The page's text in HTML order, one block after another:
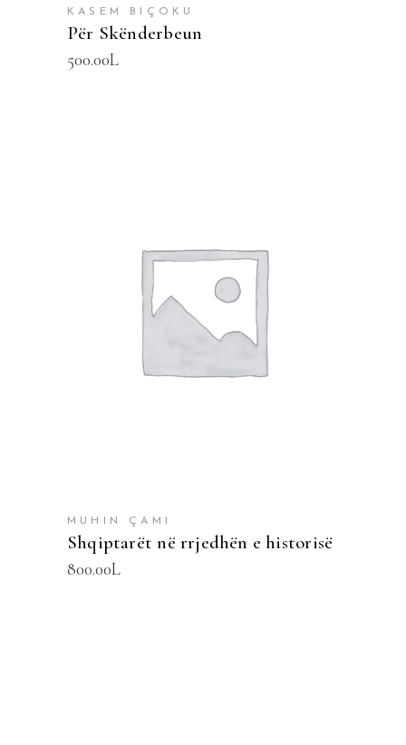
KASEM BIÇOKU
Për Skënderbeun
500.00L
SHTOJE NË SHPORTË
MUHIN ÇAMI
Shqiptarët në rrjedhën e historisë
800.00L